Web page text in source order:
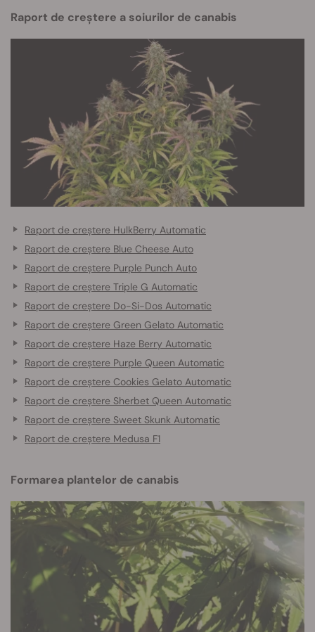
Raport de creștere a soiurilor de canabis
Raport de creștere HulkBerry Automatic
Raport de creștere Blue Cheese Auto
Raport de creștere Purple Punch Auto
Raport de creștere Triple G Automatic
Raport de creștere Do-Si-Dos Automatic
Raport de creștere Green Gelato Automatic
Raport de creștere Haze Berry Automatic
Raport de creștere Purple Queen Automatic
Raport de creștere Cookies Gelato Automatic
Raport de creștere Sherbet Queen Automatic
Raport de creștere Sweet Skunk Automatic
Raport de creștere Medusa F1
Formarea plantelor de canabis